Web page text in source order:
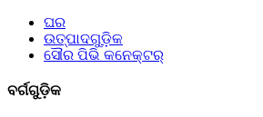
ଘର
ଉତ୍ପାଦଗୁଡ଼ିକ
ସୌର ପିଭି କନେକ୍ଟର୍
ବର୍ଗଗୁଡ଼ିକ